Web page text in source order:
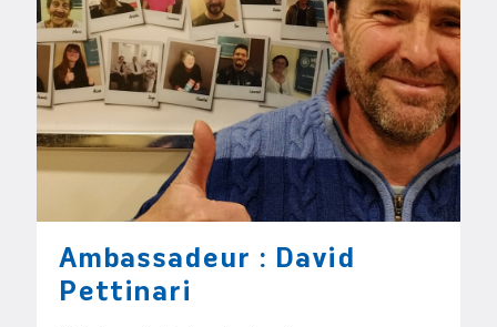
Ambassadeur : David
Pettinari